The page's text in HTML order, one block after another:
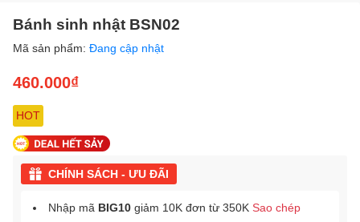
Bánh sinh nhật BSN02
Mã sản phẩm: Đang cập nhật
460.000₫
HOT
CHÍNH SÁCH - ƯU ĐÃI
Nhập mã BIG10 giảm 10K đơn từ 350K Sao chép